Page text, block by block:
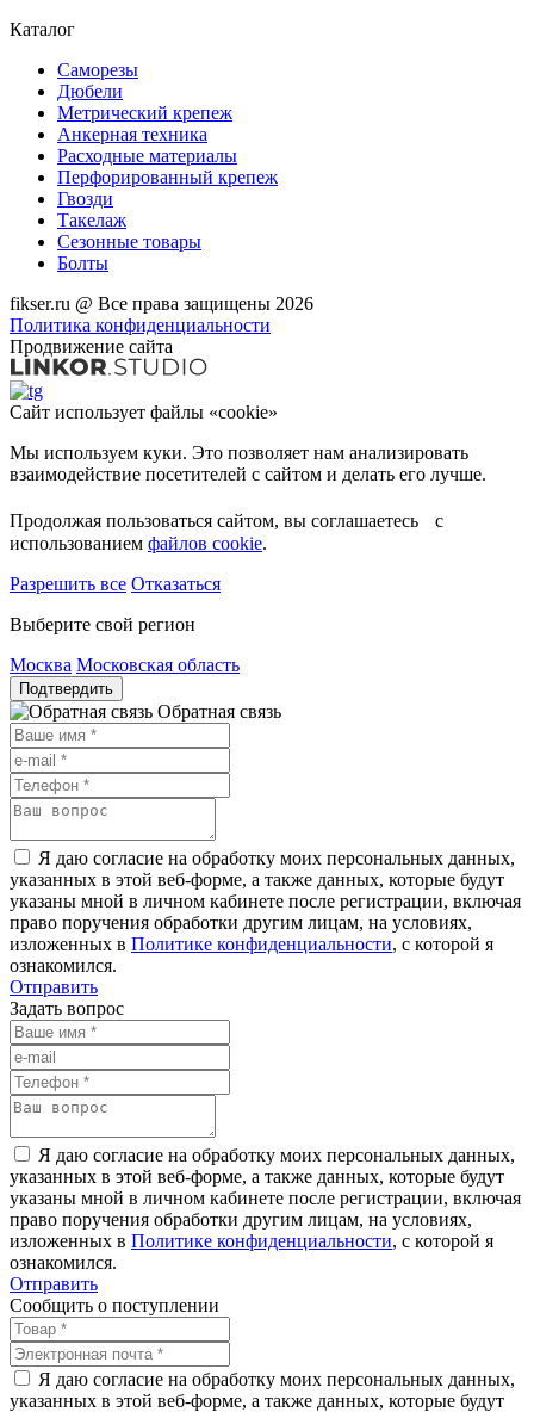
Каталог
Саморезы
Дюбели
Метрический крепеж
Анкерная техника
Расходные материалы
Перфорированный крепеж
Гвозди
Такелаж
Сезонные товары
Болты
fikser.ru @ Все права защищены 2026
Политика конфиденциальности
Продвижение сайта
Сайт использует файлы «cookie»
Мы используем куки. Это позволяет нам анализировать
взаимодействие посетителей с сайтом и делать его лучше.
Продолжая пользоваться сайтом, вы соглашаетесь с
использованием файлов cookie.
Разрешить все Отказаться
Выберите свой регион
Москва Московская область
Подтвердить
Обратная связь
Я даю согласие на обработку моих персональных данных,
указанных в этой веб-форме, а также данных, которые будут
указаны мной в личном кабинете после регистрации, включая
право поручения обработки другим лицам, на условиях,
изложенных в Политике конфиденциальности, с которой я
ознакомился.
Отправить
Задать вопрос
Я даю согласие на обработку моих персональных данных,
указанных в этой веб-форме, а также данных, которые будут
указаны мной в личном кабинете после регистрации, включая
право поручения обработки другим лицам, на условиях,
изложенных в Политике конфиденциальности, с которой я
ознакомился.
Отправить
Сообщить о поступлении
Я даю согласие на обработку моих персональных данных,
указанных в этой веб-форме, а также данных, которые будут